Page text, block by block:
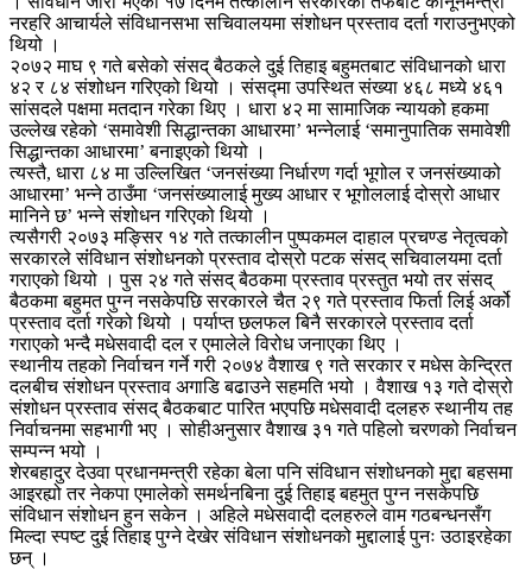
नरहरि आचार्यले संविधानसभा सचिवालयमा संशोधन प्रस्ताव दर्ता गराउनुभएको
थियो ।
२०७२ माघ ९ गते बसेको संसद् बैठकले दुई तिहाइ बहुमतबाट संविधानको धारा
४२ र ८४ संशोधन गरिएको थियो । संसद्मा उपस्थित संख्या ४६८ मध्ये ४६१
सांसदले पक्षमा मतदान गरेका थिए । धारा ४२ मा सामाजिक न्यायको हकमा
उल्लेख रहेको ‘समावेशी सिद्धान्तका आधारमा’ भन्नेलाई ‘समानुपातिक समावेशी
सिद्धान्तका आधारमा’ बनाइएको थियो ।
त्यस्तै, धारा ८४ मा उल्लिखित ‘जनसंख्या निर्धारण गर्दा भूगोल र जनसंख्याको
आधारमा’ भन्ने ठाउँमा ‘जनसंख्यालाई मुख्य आधार र भूगोललाई दोस्रो आधार
मानिने छ’ भन्ने संशोधन गरिएको थियो ।
त्यसैगरी २०७३ मङ्सिर १४ गते तत्कालीन पुष्पकमल दाहाल प्रचण्ड नेतृत्वको
सरकारले संंविधान संशोधनको प्रस्ताव दोस्रो पटक संसद् सचिवालयमा दर्ता
गराएको थियो । पुस २४ गते संसद् बैठकमा प्रस्ताव प्रस्तुत भयो तर संसद्
बैठकमा बहुमत पुग्न नसकेपछि सरकारले चैत २९ गते प्रस्ताव फिर्ता लिई अर्को
प्रस्ताव दर्ता गरेको थियो । पर्याप्त छलफल बिनै सरकारले प्रस्ताव दर्ता
गराएको भन्दै मधेसवादी दल र एमालेले विरोध जनाएका थिए ।
स्थानीय तहको निर्वाचन गर्ने गरी २०७४ वैशाख ९ गते सरकार र मधेस केन्द्रित
दलबीच संशोधन प्रस्ताव अगाडि बढाउने सहमति भयो । वैशाख १३ गते दोस्रो
संशोधन प्रस्ताव संसद् बैठकबाट पारित भएपछि मधेसवादी दलहरु स्थानीय तह
निर्वाचनमा सहभागी भए । सोहीअनुसार वैशाख ३१ गते पहिलो चरणको निर्वाचन
सम्पन्न भयो ।
शेरबहादुर देउवा प्रधानमन्त्री रहेका बेला पनि संविधान संशोधनको मुद्दा बहसमा
आइरह्यो तर नेकपा एमालेको समर्थनबिना दुई तिहाइ बहमुत पुग्न नसकेपछि
संविधान संशोधन हुन सकेन । अहिले मधेसवादी दलहरुले वाम गठबन्धनसँग
मिल्दा स्पष्ट दुई तिहाइ पुग्ने देखेर संविधान संशोधनको मुद्दालाई पुनः उठाइरहेका
छन् ।